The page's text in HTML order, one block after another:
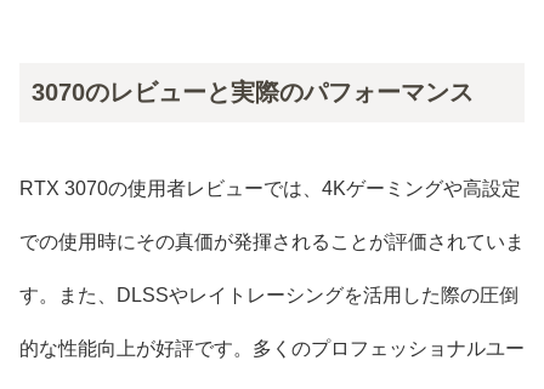
3070のレビューと実際のパフォーマンス
RTX 3070の使用者レビューでは、4Kゲーミングや高設定
での使用時にその真価が発揮されることが評価されていま
す。また、DLSSやレイトレーシングを活用した際の圧倒
的な性能向上が好評です。多くのプロフェッショナルユー